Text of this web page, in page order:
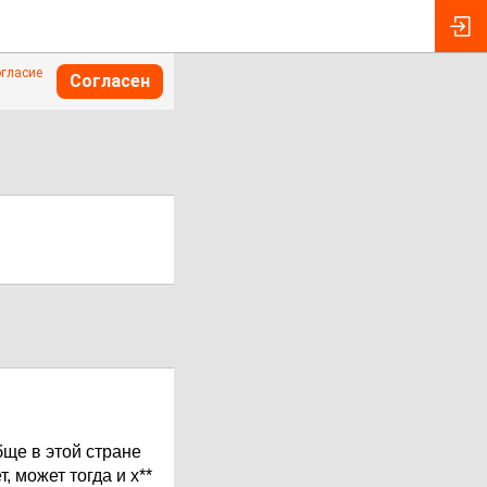
Согласен
в этой стране
может тогда и х**